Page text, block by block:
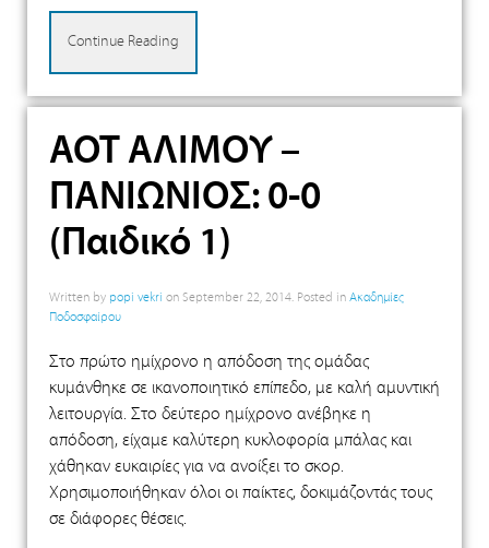
Continue Reading
ΑΟΤ ΑΛΙΜΟΥ –
ΠΑΝΙΩΝΙΟΣ: 0-0
(Παιδικό 1)
Written by popi vekri on September 22, 2014. Posted in Ακαδημίες
Ποδοσφαίρου
Στο πρώτο ημίχρονο η απόδοση της ομάδας
κυμάνθηκε σε ικανοποιητικό επίπεδο, με καλή αμυντική
λειτουργία. Στο δεύτερο ημίχρονο ανέβηκε η
απόδοση, είχαμε καλύτερη κυκλοφορία μπάλας και
χάθηκαν ευκαιρίες για να ανοίξει το σκορ.
Χρησιμοποιήθηκαν όλοι οι παίκτες, δοκιμάζοντάς τους
σε διάφορες θέσεις.